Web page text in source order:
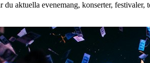
aktuella evenemang, konserter,